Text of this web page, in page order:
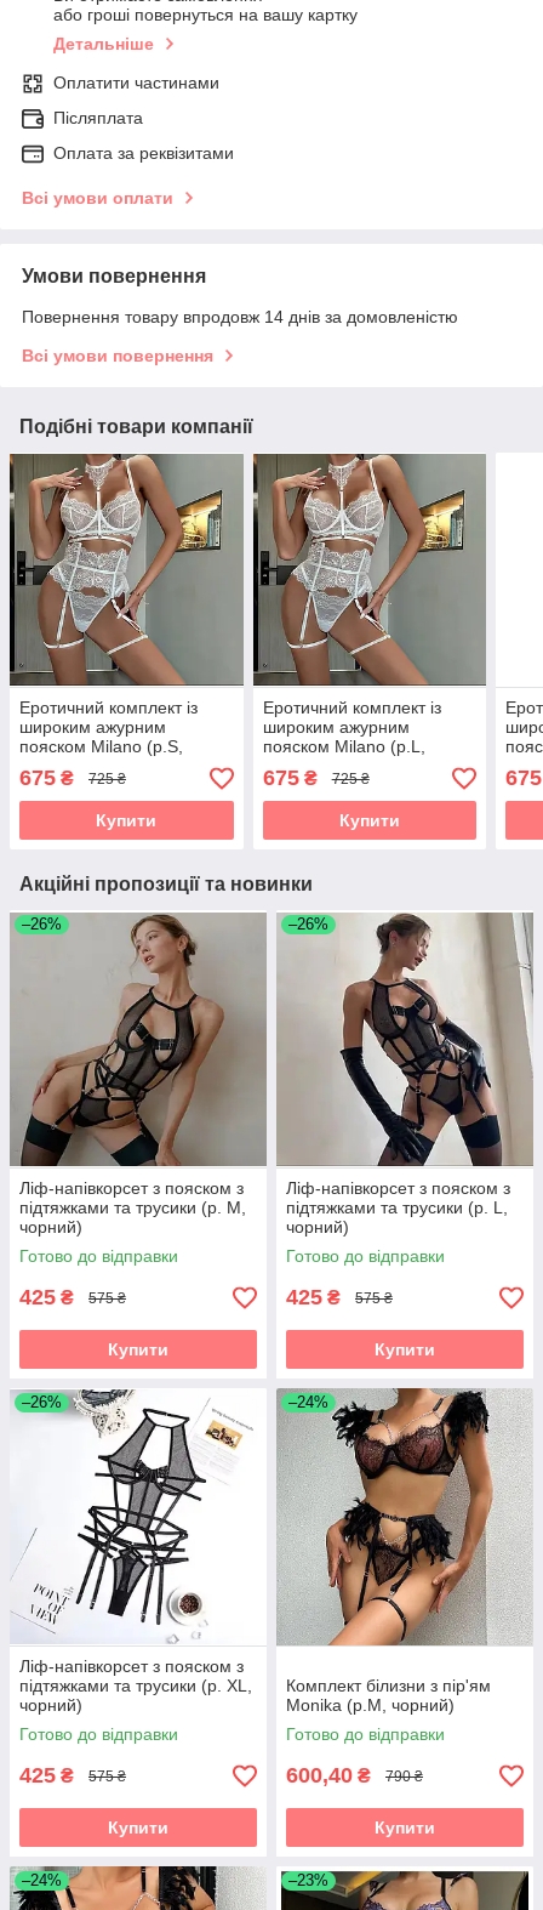
або гроші повернуться на вашу картку
Детальніше
Оплатити частинами
Післяплата
Оплата за реквізитами
Всі умови оплати
Умови повернення
Повернення товару впродовж 14 днів за домовленістю
Всі умови повернення
Подібні товари компанії
Еротичний комплект із
широким ажурним
пояском Milano (р.S,
675 ₴ 725 ₴
Купити
Еротичний комплект із
широким ажурним
пояском Milano (р.L,
675₴ 725 ₴
Купити
675
Акційні пропозиції та новинки
–26%
Ліф-напівкорсет з пояском з
підтяжками та трусики (р. М,
чорний)
Готово до відправки
425 ₴ 575 ₴
Купити
–26%
Ліф-напівкорсет з пояском з
підтяжками та трусики (р. L,
чорний)
Готово до відправки
425 ₴ 575 ₴
Купити
–26%
Ліф-напівкорсет з пояском з
підтяжками та трусики (р. XL,
чорний)
Готово до відправки
425 ₴ 575 ₴
Купити
–24%
Комплект білизни з пір'ям
Monika (р.M, чорний)
Готово до відправки
600,40 ₴ 790 ₴
Купити
–24% –23%